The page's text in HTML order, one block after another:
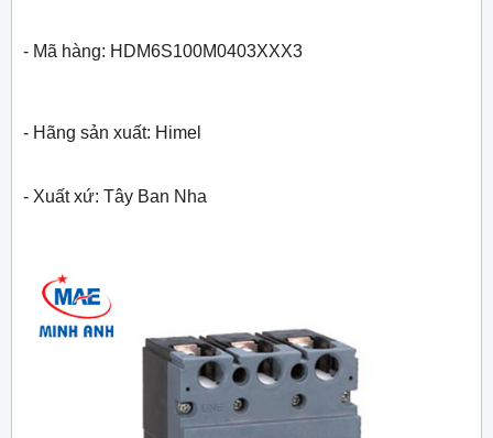
- Mã hàng: HDM6S100M0403XXX3
- Hãng sản xuất: Himel
- Xuất xứ: Tây Ban Nha